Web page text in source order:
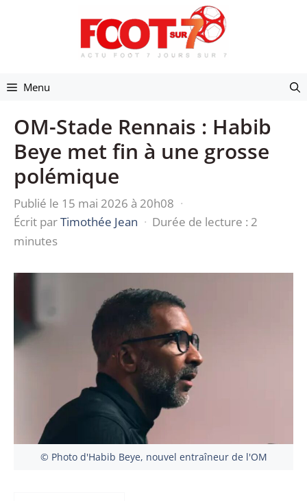
Menu
OM-Stade Rennais : Habib
Beye met fin à une grosse
polémique
Publié le 15 mai 2026 à 20h08 ·
Écrit parTimothée Jean · Durée de lecture : 2
minutes
© Photo d'Habib Beye, nouvel entraîneur de l'OM